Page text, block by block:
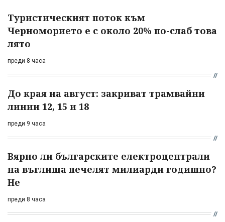
Туристическият поток към
Черноморието е с около 20% по-слаб това
лято
преди 8 часа
До края на август: закриват трамвайни
линии 12, 15 и 18
преди 9 часа
Вярно ли българските електроцентрали
на въглища печелят милиарди годишно?
Не
преди 8 часа